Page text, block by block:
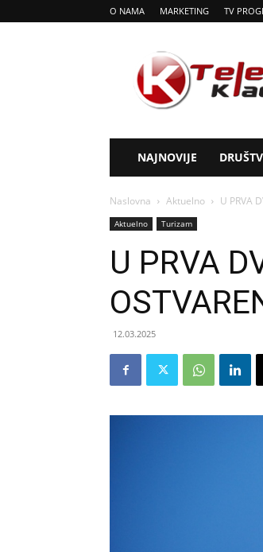
O NAMA MARKETING TV
Tv
Kladovo
NAJNOVIJE
Naslovna Aktuelno U PRVA
Aktuelno Turizam
U PRVA
12.03.2025